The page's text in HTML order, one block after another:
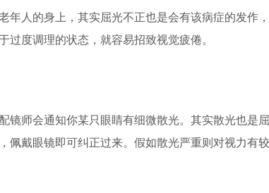
年人的身上，其实屈光不正也是会有该病症的发作
过度调理的状态，就容易招致视觉疲倦。
镜师会通知你某只眼睛有细微散光。其实散光也是
佩戴眼镜即可纠正过来。假如散光严重则对视力有